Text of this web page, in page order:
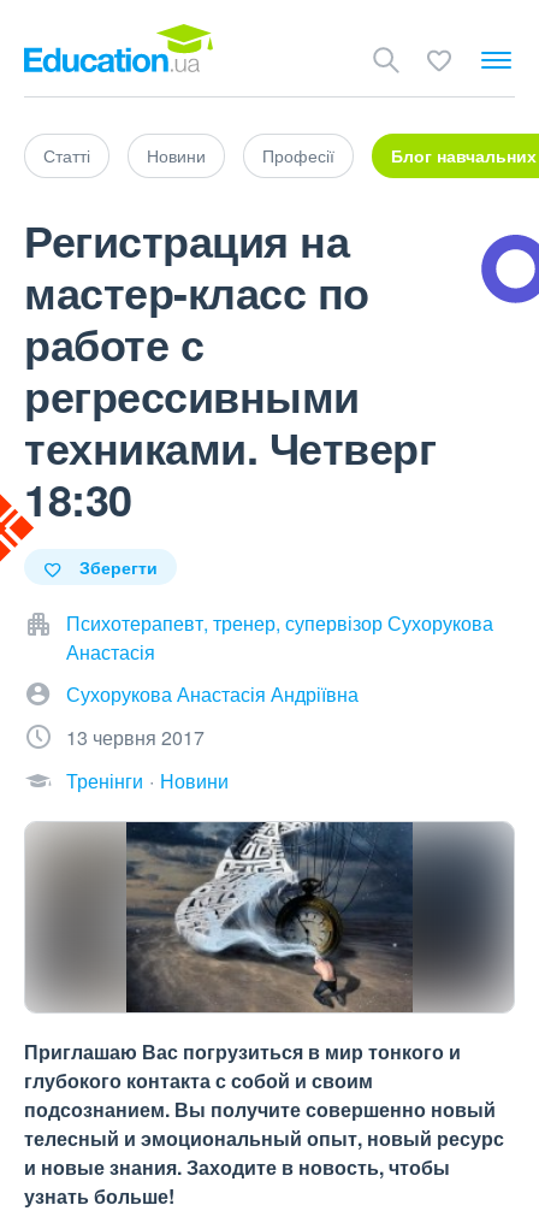
Статті Новини Професії Блог навчальних
Регистрация на
мастер-класс по
работе с
регрессивными
техниками. Четверг
18:30
Зберегти
Психотерапевт, тренер, супервізор Сухорукова
Анастасія
Сухорукова Анастасія Андріївна
13 червня 2017
Тренінги
Новини
Приглашаю Вас погрузиться в мир тонкого и
глубокого контакта с собой и своим
подсознанием. Вы получите совершенно новый
телесный и эмоциональный опыт, новый ресурс
и новые знания. Заходите в новость, чтобы
узнать больше!